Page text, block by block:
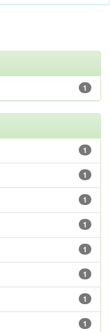
1
1
1
1
1
1
1
1
1